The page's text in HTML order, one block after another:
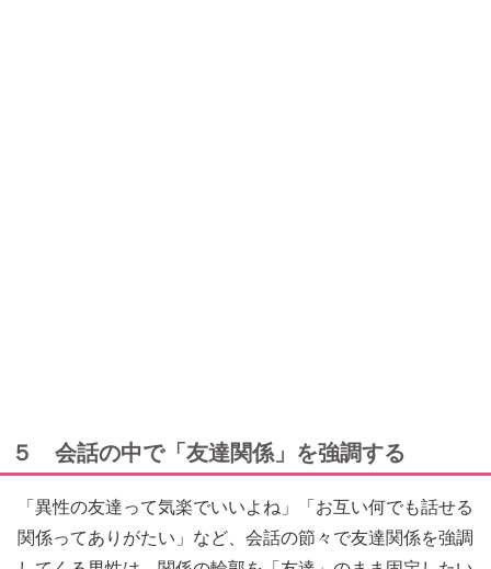
５ 会話の中で「友達関係」を強調する
「異性の友達って気楽でいいよね」「お互い何でも話せる
関係ってありがたい」など、会話の節々で友達関係を強調